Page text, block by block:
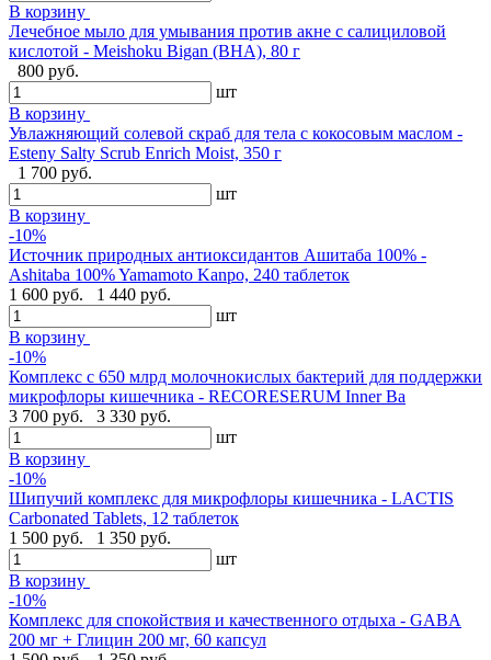
В корзину
Лечебное мыло для умывания против акне с салициловой
кислотой - Meishoku Bigan (BHA), 80 г
800 руб.
шт
В корзину
Увлажняющий солевой скраб для тела с кокосовым маслом -
Esteny Salty Scrub Enrich Moist, 350 г
1 700 руб.
шт
В корзину
-10%
Источник природных антиоксидантов Ашитаба 100% -
Ashitaba 100% Yamamoto Kanpo, 240 таблеток
1 600 руб.
1 440 руб.
шт
В корзину
-10%
Комплекс с 650 млрд молочнокислых бактерий для поддержки
микрофлоры кишечника - RECORESERUM Inner Ba
3 700 руб.
3 330 руб.
шт
В корзину
-10%
Шипучий комплекс для микрофлоры кишечника - LACTIS
Carbonated Tablets, 12 таблеток
1 500 руб.
1 350 руб.
шт
В корзину
-10%
Комплекс для спокойствия и качественного отдыха - GABA
200 мг + Глицин 200 мг, 60 капсул